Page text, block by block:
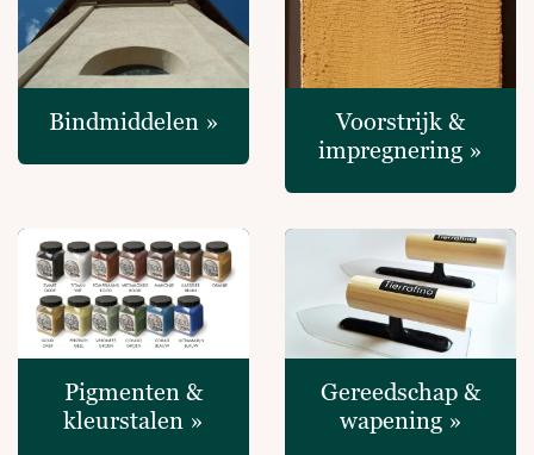
Bindmiddelen »
Voorstrijk &
impregnering »
Pigmenten &
kleurstalen »
Gereedschap &
wapening »